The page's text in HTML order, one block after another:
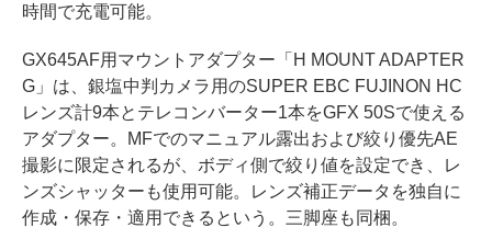
時間で充電可能。
GX645AF用マウントアダプター「H MOUNT ADAPTER
G」は、銀塩中判カメラ用のSUPER EBC FUJINON HC
レンズ計9本とテレコンバーター1本をGFX 50Sで使える
アダプター。MFでのマニュアル露出および絞り優先AE
撮影に限定されるが、ボディ側で絞り値を設定でき、レ
ンズシャッターも使用可能。レンズ補正データを独自に
作成・保存・適用できるという。三脚座も同梱。